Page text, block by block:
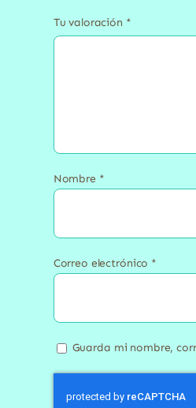
Tu valoración *
Nombre *
Correo electrónico *
Guarda mi nombre,